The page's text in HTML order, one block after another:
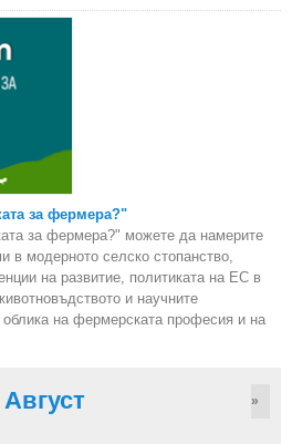
за фермера?"
за фермера?" можете да намерите
в модерното селско стопанство,
на развитие, политиката на ЕС в
и научните
облика на фермерската професия и на
Август »